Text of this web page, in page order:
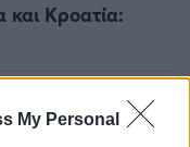
My Personal
και Κροατία: